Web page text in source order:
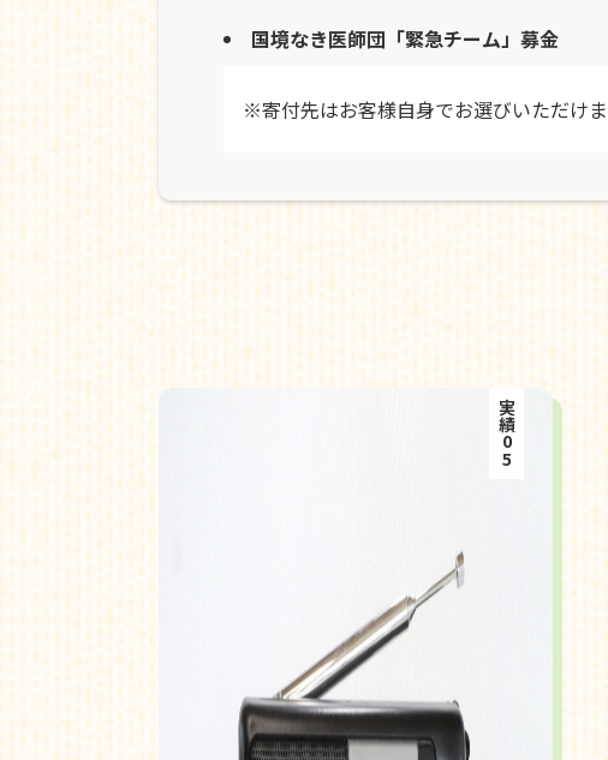
国境なき医師団「緊急チーム」募金
※寄付先はお客様自身でお選びいただけ
実績05